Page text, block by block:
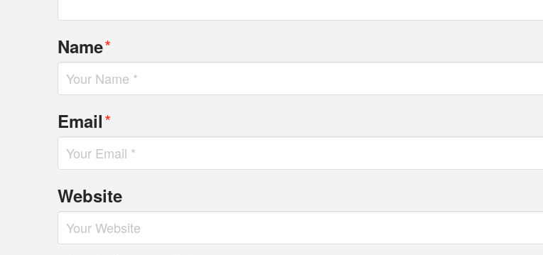
Name*
Email*
Website